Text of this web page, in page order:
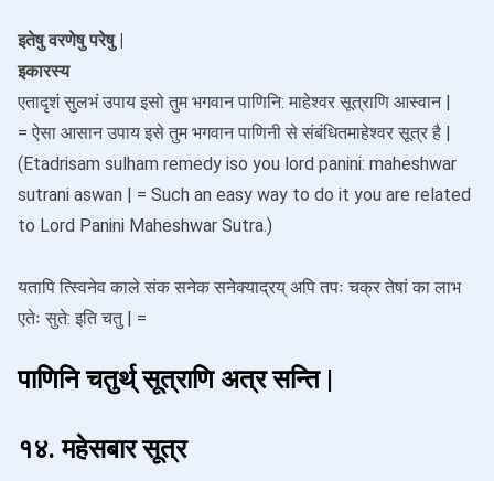
इतेषु वरणेषु परेषु |
इकारस्य
एतादृशं सुलभं उपाय इसो तुम भगवान पाणिनि: माहेश्वर सूत्राणि आस्वान |
= ऐसा आसान उपाय इसे तुम भगवान पाणिनी से संबंधितमाहेश्वर सूत्र है |
(Etadrisam sulham remedy iso you lord panini: maheshwar
sutrani aswan | = Such an easy way to do it you are related
to Lord Panini Maheshwar Sutra.)
यतापि त्स्विनेव काले संक सनेक सनेक्याद्रय् अपि तपः चक्र तेषां का लाभ
एतेः सुते: इति चतु | =
पाणिनि चतुर्थ् सूत्राणि अत्र सन्ति |
१४. महेसबार सूत्र